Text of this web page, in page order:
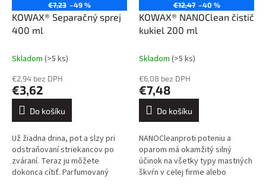
€7,23 –49 %
KOWAX® Separačný sprej
400 ml
Skladom (>5 ks)
€2,94 bez DPH
€3,62
Do košíku
Už žiadna drina, pot a slzy pri
odstraňovaní striekancov po
zváraní. Teraz ju môžete
dokonca cítiť. Parfumovaný
€12,47 –40 %
KOWAX® NANOClean čistič
kukiel 200 ml
Skladom (>5 ks)
€6,08 bez DPH
€7,48
Do košíku
NANOCleanproti poteniu a
oparom má okamžitý silný
účinok na všetky typy mastných
škvŕn v celej firme alebo